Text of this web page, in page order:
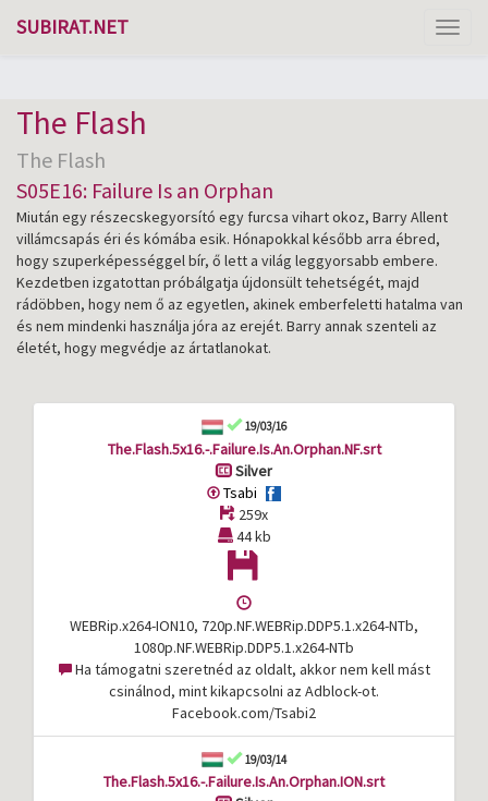
SUBIRAT.NET
The Flash
The Flash
S05E16: Failure Is an Orphan
Miután egy részecskegyorsító egy furcsa vihart okoz, Barry Allent
villámcsapás éri és kómába esik. Hónapokkal később arra ébred,
hogy szuperképességgel bír, ő lett a világ leggyorsabb embere.
Kezdetben izgatottan próbálgatja újdonsült tehetségét, majd
rádöbben, hogy nem ő az egyetlen, akinek emberfeletti hatalma van
és nem mindenki használja jóra az erejét. Barry annak szenteli az
életét, hogy megvédje az ártatlanokat.
19/03/16
The.Flash.5x16.-.Failure.Is.An.Orphan.NF.srt
Silver
Tsabi
259x
44 kb
WEBRip.x264-ION10, 720p.NF.WEBRip.DDP5.1.x264-NTb,
1080p.NF.WEBRip.DDP5.1.x264-NTb
Ha támogatni szeretnéd az oldalt, akkor nem kell mást
csinálnod, mint kikapcsolni az Adblock-ot.
Facebook.com/Tsabi2
19/03/14
The.Flash.5x16.-.Failure.Is.An.Orphan.ION.srt